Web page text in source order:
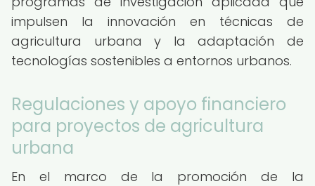
impulsen la innovación en técnicas de
agricultura urbana y la adaptación de
tecnologías sostenibles a entornos urbanos.
Regulaciones y apoyo financiero
para proyectos de agricultura
urbana
En el marco de la promoción de la